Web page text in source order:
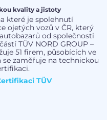
kvality a jistoty
které je spolehnutí
ojetých vozů v ČR, který
od společnosti
TÜV NORD GROUP –
51 firem, působících ve
se zaměřuje na technickou
TÜV